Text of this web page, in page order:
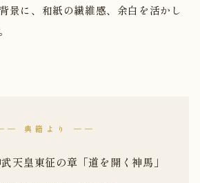
景に、和紙の繊維感、余白を活かし
典籍より ──
天皇東征の章「道を開く神馬」